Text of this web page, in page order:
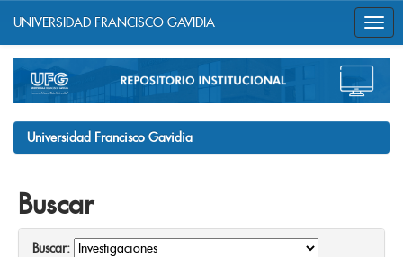
navigation
UNIVERSIDAD FRANCISCO GAVIDIA
Universidad Francisco Gavidia
Buscar
Buscar: